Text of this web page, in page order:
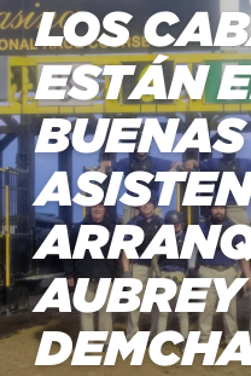
LOS
ESTÁN
AUBREY